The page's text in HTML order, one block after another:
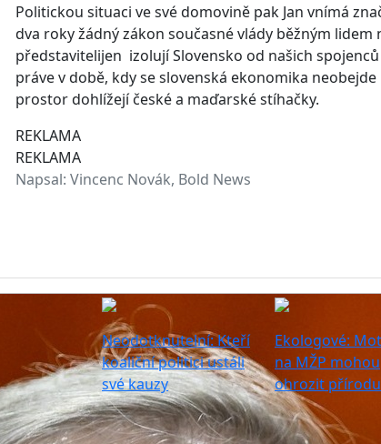
Politickou situaci ve své domovině pak Jan vnímá
dva roky žádný zákon současné vlády běžným
představitelijen izolují Slovensko od našich
práve v době, kdy se slovenská ekonomika
prostor dohlížejí české a maďarské stíhačky.
REKLAMA
REKLAMA
Napsal: Vincenc Novák, Bold News
Neodotknutelní: Kteří
koaliční politici ustáli
své kauzy
Ekologové:
na MŽP mohou
ohrozit